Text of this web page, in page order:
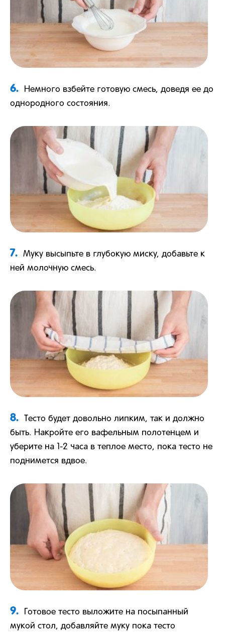
6.
Немного взбейте готовую смесь, доведя ее до
однородного состояния.
7.
Муку высыпьте в глубокую миску, добавьте к
ней молочную смесь.
8.
Тесто будет довольно липким, так и должно
быть. Накройте его вафельным полотенцем и
уберите на 1-2 часа в теплое место, пока тесто не
поднимется вдвое.
9.
Готовое тесто выложите на посыпанный
мукой стол, добавляйте муку пока тесто